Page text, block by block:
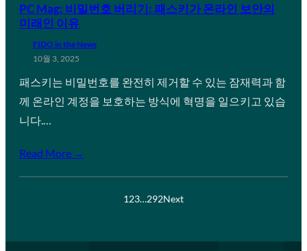
PC Mag: 비밀번호 버리기: 패스키가 온라인 보안의
미래인 이유
FIDO in the News
10월 3, 2025
패스키는 비밀번호를 완전히 제거할 수 있는 잠재력과 함
께 온라인 계정을 보호하는 방식에 혁명을 일으키고 있습
니다.…
Read More →
123…292Next